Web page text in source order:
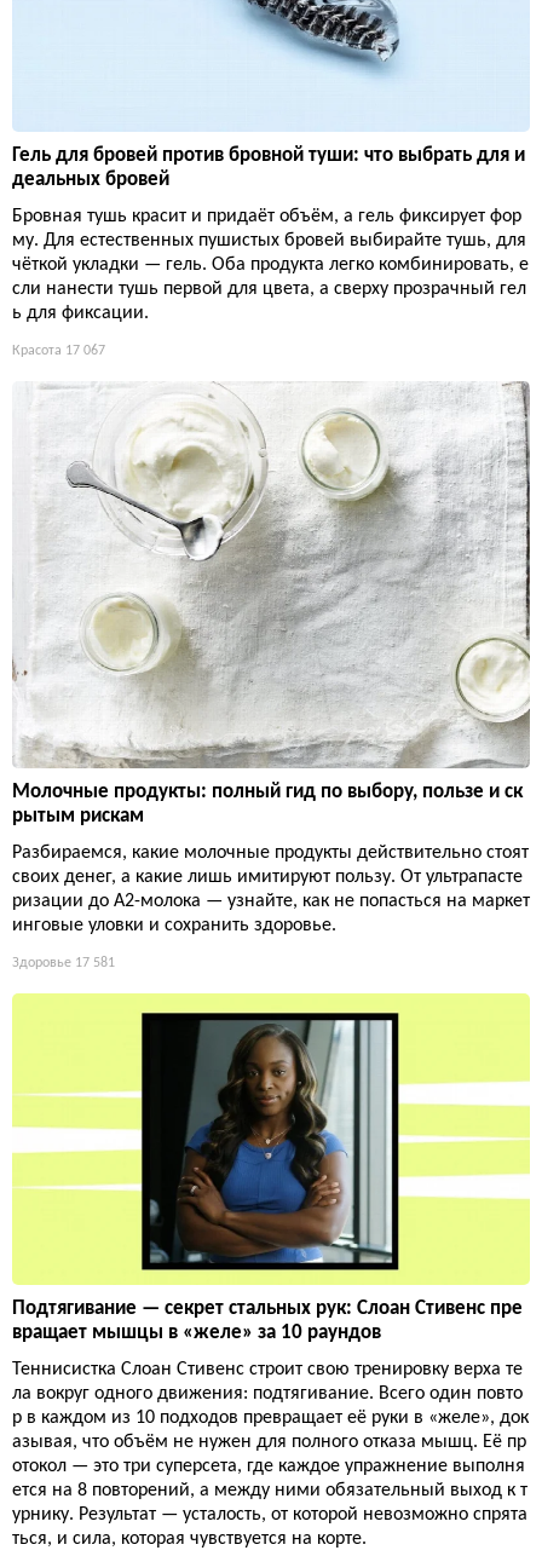
Гель для бровей против бровной туши: что выбрать для и
деальных бровей
Бровная тушь красит и придаёт объём, а гель фиксирует фор
му. Для естественных пушистых бровей выбирайте тушь, для
чёткой укладки — гель. Оба продукта легко комбинировать, е
сли нанести тушь первой для цвета, а сверху прозрачный гел
ь для фиксации.
Красота 17 067
Молочные продукты: полный гид по выбору, пользе и ск
рытым рискам
Разбираемся, какие молочные продукты действительно стоят
своих денег, а какие лишь имитируют пользу. От ультрапасте
ризации до А2-молока — узнайте, как не попасться на маркет
инговые уловки и сохранить здоровье.
Здоровье 17 581
Подтягивание — секрет стальных рук: Слоан Стивенс пре
вращает мышцы в «желе» за 10 раундов
Теннисистка Слоан Стивенс строит свою тренировку верха те
ла вокруг одного движения: подтягивание. Всего один повто
р в каждом из 10 подходов превращает её руки в «желе», док
азывая, что объём не нужен для полного отказа мышц. Её пр
отокол — это три суперсета, где каждое упражнение выполня
ется на 8 повторений, а между ними обязательный выход к т
урнику. Результат — усталость, от которой невозможно спрята
ться, и сила, которая чувствуется на корте.